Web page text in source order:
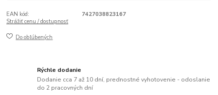
EAN kód:
7427038823167
Strážiť cenu / dostupnosť
Do obľúbených
Rýchle dodanie
Dodanie cca 7 až 10 dní, prednostné vyhotovenie - odoslanie
do 2 pracovných dní